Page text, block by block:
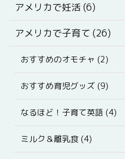
アメリカで妊活 (6)
アメリカで子育て (26)
おすすめのオモチャ (2)
おすすめ育児グッズ (9)
なるほど！子育て英語 (4)
ミルク＆離乳食 (4)